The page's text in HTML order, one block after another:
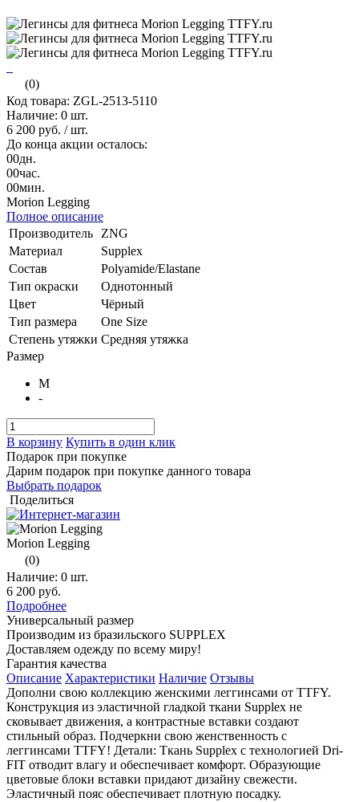
(0)
Код товара: ZGL-2513-5110
Наличие: 0 шт.
6 200 руб. / шт.
До конца акции осталось:
00дн.
00час.
00мин.
Morion Legging
Полное описание
Производитель
ZNG
Материал
Supplex
Состав
Polyamide/Elastane
Тип окраски
Однотонный
Цвет
Чёрный
Тип размера
One Size
Степень утяжки Средняя утяжка
Размер
M
-
В корзину Купить в один клик
Подарок при покупке
Дарим подарок при покупке данного товара
Выбрать подарок
Поделиться
Morion Legging
(0)
Наличие: 0 шт.
6 200 руб.
Подробнее
Универсальный размер
Производим из бразильского SUPPLEX
Доставляем одежду по всему миру!
Гарантия качества
Описание Характеристики Наличие Отзывы
Дополни свою коллекцию женскими леггинсами от TTFY.
Конструкция из эластичной гладкой ткани Supplex не
сковывает движения, а контрастные вставки создают
стильный образ. Подчеркни свою женственность с
леггинсами TTFY! Детали: Ткань Supplex с технологией Dri-
FIT отводит влагу и обеспечивает комфорт. Образующие
цветовые блоки вставки придают дизайну свежести.
Эластичный пояс обеспечивает плотную посадку.